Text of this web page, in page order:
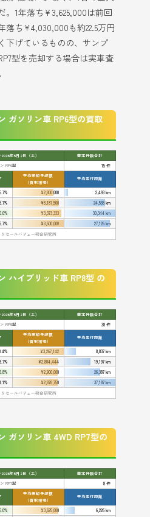
。1年落ち¥3,625,000は前回
落ち¥4,030,000も約22.5万円
下げているものの、サンプ
型を売却する場合は実車査
ガソリン車 RP6型の買取
年5月2日（土）
査定件数合計
RP6型
15 件
平均売却予想額
（買取相場）
平均走行距離
6.7% ¥2,800,000
2,493 km
¥3,187,500
24,536 km
¥3,373,333
30,344 km
6.7% ¥3,500,000
27,126 km
リセールバリュー総合研究所
ハイブリッド車 RP8型 の
年5月2日（土）
査定件数合計
RP8型
38 件
平均売却予想額
（買取相場）
平均走行距離
¥3,267,142
8,837 km
¥2,884,444
19,197 km
¥2,900,000
26,387 km
¥2,878,750
37,187 km
リセールバリュー総合研究所
ガソリン車 4WD RP7型の
年5月2日（土）
査定件数合計
RP7型
8 件
平均売却予想額
（買取相場）
平均走行距離
¥3,625,000
6,226 km